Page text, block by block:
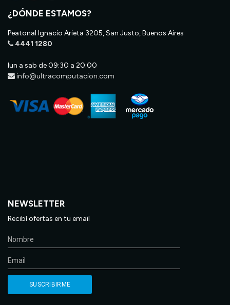
¿DÓNDE ESTAMOS?
Peatonal Ignacio Arieta 3205, San Justo, Buenos Aires
4441 1280
lun a sab de 09:30 a 20:00
info@ultracomputacion.com
NEWSLETTER
Recibí ofertas en tu email